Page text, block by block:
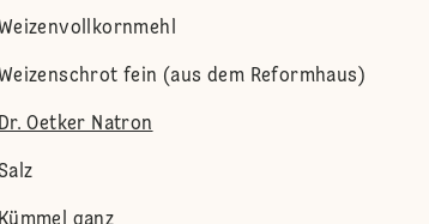
Weizenvollkornmehl
Weizenschrot fein (aus dem Reformhaus)
Dr. Oetker Natron